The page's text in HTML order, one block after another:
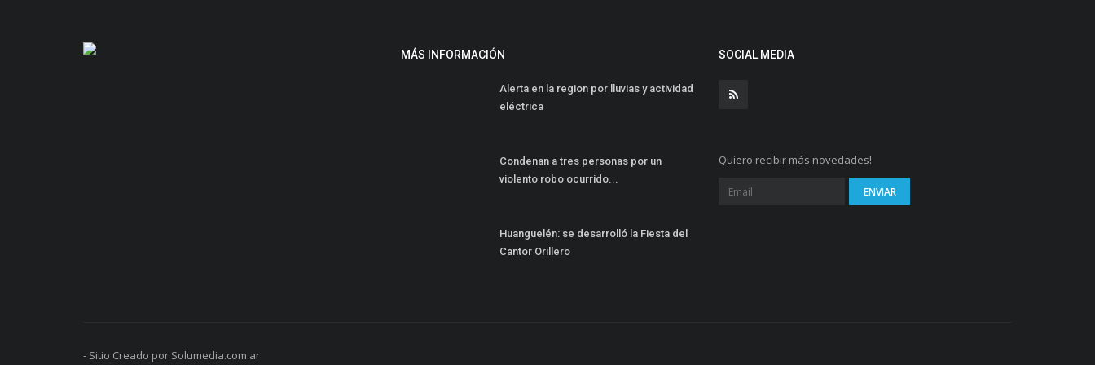
MÁS INFORMACIÓN
Alerta en la region por lluvias y actividad
eléctrica
Condenan a tres personas por un
violento robo ocurrido...
Huanguelén: se desarrolló la Fiesta del
Cantor Orillero
SOCIAL MEDIA
Quiero recibir más novedades!
- Sitio Creado por Solumedia.com.ar